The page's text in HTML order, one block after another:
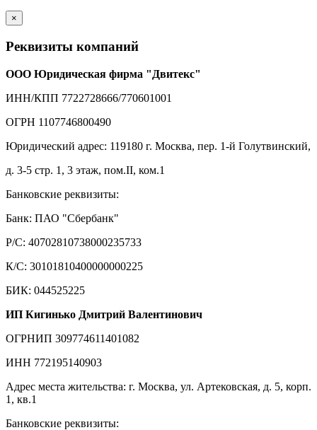
×
Реквизиты компаний
ООО Юридическая фирма "Двитекс"
ИНН/КПП 7722728666/770601001
ОГРН 1107746800490
Юридический адрес: 119180 г. Москва, пер. 1-й Голутвинский,
д. 3-5 стр. 1, 3 этаж, пом.II, ком.1
Банковские реквизиты:
Банк: ПАО "Сбербанк"
Р/С: 40702810738000235733
К/С: 30101810400000000225
БИК: 044525225
ИП Кигинько Дмитрий Валентинович
ОГРНИП 309774611401082
ИНН 772195140903
Адрес места жительства: г. Москва, ул. Артековская, д. 5, корп.
1, кв.1
Банковские реквизиты: